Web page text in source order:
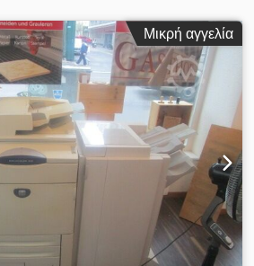
να τρυπήσει, να διπλώσει και
πρέσα με λογισμικό & RIP
κάρτες Μπορούν επίσης
Διάφορα ανταλλακτικά Περιέχει 1 φιάλη
1x κόκκινο 1x Kit Beet Assy -
Chamonix Waste Tonner 2x
Tonner 10x κασέτα M 006R01472 3x
Nvm De Al Soa 4x κασέτα K
006R01473 7x κασέτες συρραφής
Assy-IBT 064K93191 8x
καυστήρα 1x Chamonix Deutemle 1x
αντιγραφής 4x Chamonix Corotion
Μικρή αγγελία